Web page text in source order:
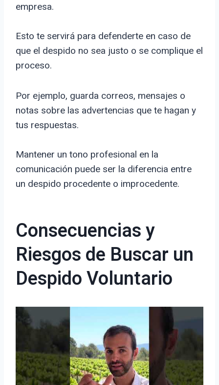
empresa.
Esto te servirá para defenderte en caso de
que el despido no sea justo o se complique el
proceso.
Por ejemplo, guarda correos, mensajes o
notas sobre las advertencias que te hagan y
tus respuestas.
Mantener un tono profesional en la
comunicación puede ser la diferencia entre
un despido procedente o improcedente.
Consecuencias y
Riesgos de Buscar un
Despido Voluntario